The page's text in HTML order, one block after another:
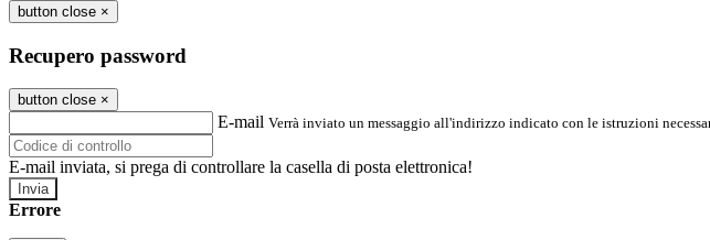
button close ×
Recupero password
button close ×
E-mail Verrà inviato un messaggio all'indirizzo indicato con le istruzioni
E-mail inviata, si prega di controllare la casella di posta elettronica!
Errore